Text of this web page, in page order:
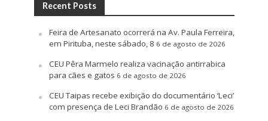
Recent Posts
Feira de Artesanato ocorrerá na Av. Paula Ferreira,
em Pirituba, neste sábado, 8 6 de agosto de 2026
CEU Pêra Marmelo realiza vacinação antirrabica
para cães e gatos 6 de agosto de 2026
CEU Taipas recebe exibição do documentário ‘Leci’
com presença de Leci Brandão 6 de agosto de 2026